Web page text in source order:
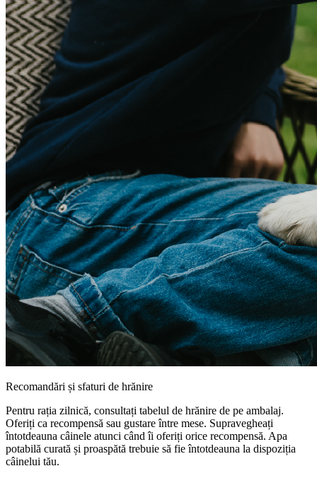
Recomandări și sfaturi de hrănire
Pentru rația zilnică, consultați tabelul de hrănire de pe ambalaj.
Oferiți ca recompensă sau gustare între mese. Supravegheați
întotdeauna câinele atunci când îi oferiți orice recompensă. Apa
potabilă curată și proaspătă trebuie să fie întotdeauna la dispoziția
câinelui tău.